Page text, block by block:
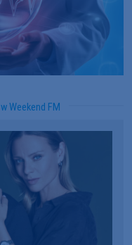
w Weekend FM